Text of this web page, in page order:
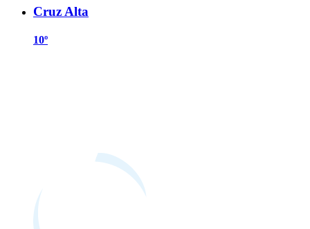
Cruz Alta
10º